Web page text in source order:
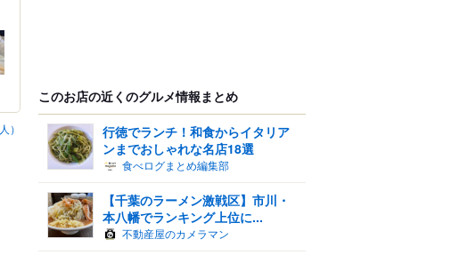
人）
このお店の近くのグルメ情報まとめ
行徳でランチ！和食からイタリア
ンまでおしゃれな名店18選
食べログまとめ編集部
【千葉のラーメン激戦区】市川・
本八幡でランキング上位に...
不動産屋のカメラマン